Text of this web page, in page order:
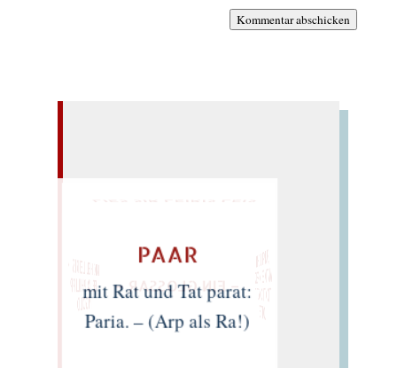
Kommentar abschicken
„SUPPE LEHM
ANTIKES IM PELZ
TICKTE O GOTT
LOTTE"
PAAR
mit Rat und Tat parat:
Paria. – (Arp als Ra!)
MICHEL LEIRIS ・
FELIX PHILIPP
INGOLD
– EIN GLOSSAR –